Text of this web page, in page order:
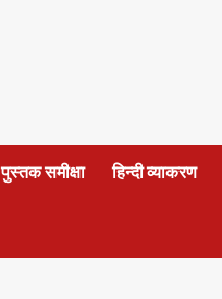
पुस्तक समीक्षा हिन्दी व्याकरण